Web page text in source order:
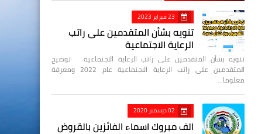
23 فبراير 2023
تنويه بشأن المتقدمين على راتب
الرعاية الاجتماعية
تنويه بشأن المتقدمين على راتب الرعاية الاجتماعية توضيح
المتقدمين على راتب الرعاية الاجتماعية عام 2022 ومعرفة
معلوما…
02 ديسمبر 2020
الف مبروك اسماء الفائزين بالقروض